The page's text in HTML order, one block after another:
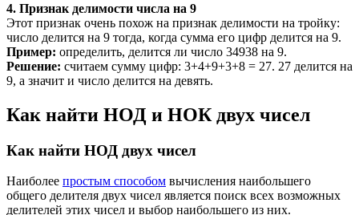
4. Признак делимости числа на 9
Этот признак очень похож на признак делимости на тройку:
число делится на 9 тогда, когда сумма его цифр делится на 9.
Пример: определить, делится ли число 34938 на 9.
Решение: считаем сумму цифр: 3+4+9+3+8 = 27. 27 делится на
9, а значит и число делится на девять.
Как найти НОД и НОК двух чисел
Как найти НОД двух чисел
Наиболее простым способом вычисления наибольшего
общего делителя двух чисел является поиск всех возможных
делителей этих чисел и выбор наибольшего из них.